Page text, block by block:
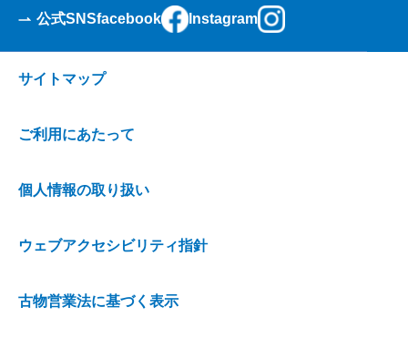
公式SNSfacebook Instagram
サイトマップ
ご利用にあたって
個人情報の取り扱い
ウェブアクセシビリティ指針
古物営業法に基づく表示